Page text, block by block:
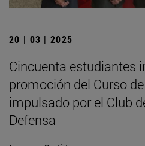
20 | 03 | 2025
Cincuenta estudiantes
promoción del Curso
impulsado por el Club
Defensa